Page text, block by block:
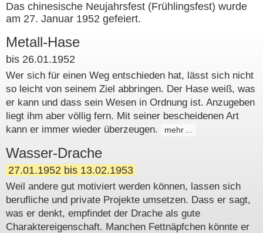
Das chinesische Neujahrsfest (Frühlingsfest) wurde
am 27. Januar 1952 gefeiert.
Metall-Hase
bis 26.01.1952
Wer sich für einen Weg entschieden hat, lässt sich nicht
so leicht von seinem Ziel abbringen. Der Hase weiß, was
er kann und dass sein Wesen in Ordnung ist. Anzugeben
liegt ihm aber völlig fern. Mit seiner bescheidenen Art
kann er immer wieder überzeugen.
mehr
Wasser-Drache
27.01.1952 bis 13.02.1953
Weil andere gut motiviert werden können, lassen sich
berufliche und private Projekte umsetzen. Dass er sagt,
was er denkt, empfindet der Drache als gute
Charaktereigenschaft. Manchen Fettnäpfchen könnte er